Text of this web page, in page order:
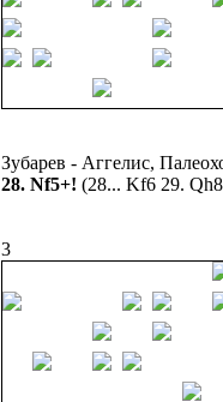
Зубарев - Аггелис,
28. Nf5+! (28... Kf6 29.
3